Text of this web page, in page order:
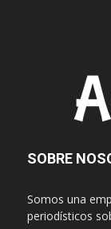
SOBRE
Somos una
periodísticos